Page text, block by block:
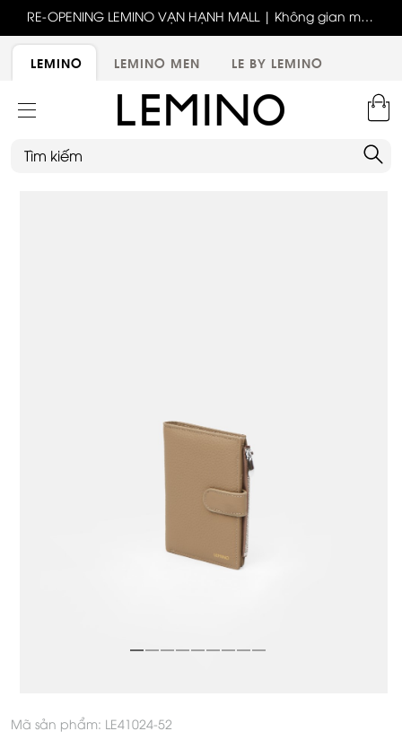
RE-OPENING LEMINO VẠN HẠNH MALL | Không gian mới,
trải nghiệm mới, ưu đãi tri ân đặc biệt
Bốn thế hệ - Một tinh thần thời trang cùng LEMINO
LEMINO LEMINO MEN LE BY LEMINO
Mã sản phẩm: LE41024-52